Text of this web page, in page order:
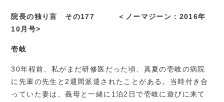
院長の独り言 その177 ＜ノーマジーン：2016年
10 月号>
壱岐
30年程前、私がまだ研修医だった頃、真夏の壱岐の病院
に先輩の先生と2週間派遣されたことがある。当時付き合
っていた妻は、義母と一緒に1泊2日で壱岐に遊びに来て